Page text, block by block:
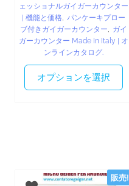
ェッショナルガイガーカウンター
| 機能と価格,
パンケーキプロー
ブ付きガイガーカウンター
ガイ
ガーカウンター Made In Italy | オ
ンラインカタログ.
オプションを選択
販売!